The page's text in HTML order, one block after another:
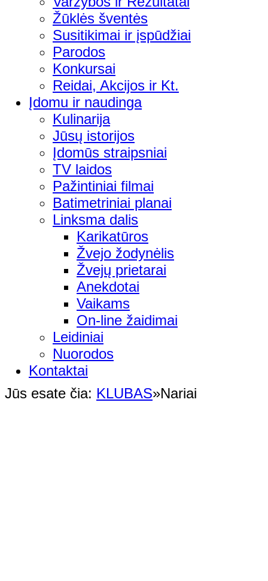
Žūklės šventės
Susitikimai ir įspūdžiai
Parodos
Konkursai
Reidai, Akcijos ir Kt.
Įdomu ir naudinga
Kulinarija
Jūsų istorijos
Įdomūs straipsniai
TV laidos
Pažintiniai filmai
Batimetriniai planai
Linksma dalis
Karikatūros
Žvejo žodynėlis
Žvejų prietarai
Anekdotai
Vaikams
On-line žaidimai
Leidiniai
Nuorodos
Kontaktai
Jūs esate čia: KLUBAS»Nariai